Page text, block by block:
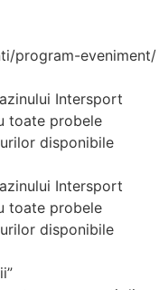
program-eveniment/
Intersport
toate probele
disponibile
Intersport
toate probele
disponibile